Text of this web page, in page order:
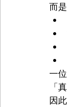
而是
一
「
因